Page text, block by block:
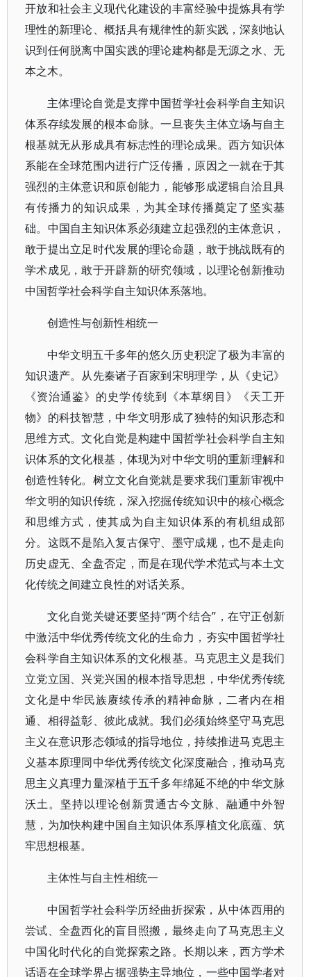
开放和社会主义现代化建设的丰富经验中提炼具有学
理性的新理论、概括具有规律性的新实践，深刻地认
识到任何脱离中国实践的理论建构都是无源之水、无
本之木。
主体理论自觉是支撑中国哲学社会科学自主知识
体系存续发展的根本命脉。一旦丧失主体立场与自主
根基就无从形成具有标志性的理论成果。西方知识体
系能在全球范围内进行广泛传播，原因之一就在于其
强烈的主体意识和原创能力，能够形成逻辑自洽且具
有传播力的知识成果，为其全球传播奠定了坚实基
础。中国自主知识体系必须建立起强烈的主体意识，
敢于提出立足时代发展的理论命题，敢于挑战既有的
学术成见，敢于开辟新的研究领域，以理论创新推动
中国哲学社会科学自主知识体系落地。
创造性与创新性相统一
中华文明五千多年的悠久历史积淀了极为丰富的
知识遗产。从先秦诸子百家到宋明理学，从《史记》
《资治通鉴》的史学传统到《本草纲目》《天工开
物》的科技智慧，中华文明形成了独特的知识形态和
思维方式。文化自觉是构建中国哲学社会科学自主知
识体系的文化根基，体现为对中华文明的重新理解和
创造性转化。树立文化自觉就是要求我们重新审视中
华文明的知识传统，深入挖掘传统知识中的核心概念
和思维方式，使其成为自主知识体系的有机组成部
分。这既不是陷入复古保守、墨守成规，也不是走向
历史虚无、全盘否定，而是在现代学术范式与本土文
化传统之间建立良性的对话关系。
文化自觉关键还要坚持“两个结合”，在守正创新
中激活中华优秀传统文化的生命力，夯实中国哲学社
会科学自主知识体系的文化根基。马克思主义是我们
立党立国、兴党兴国的根本指导思想，中华优秀传统
文化是中华民族赓续传承的精神命脉，二者内在相
通、相得益彰、彼此成就。我们必须始终坚守马克思
主义在意识形态领域的指导地位，持续推进马克思主
义基本原理同中华优秀传统文化深度融合，推动马克
思主义真理力量深植于五千多年绵延不绝的中华文脉
沃土。坚持以理论创新贯通古今文脉、融通中外智
慧，为加快构建中国自主知识体系厚植文化底蕴、筑
牢思想根基。
主体性与自主性相统一
中国哲学社会科学历经曲折探索，从中体西用的
尝试、全盘西化的盲目照搬，最终走向了马克思主义
中国化时代化的自觉探索之路。长期以来，西方学术
话语在全球学界占据强势主导地位，一些中国学者对